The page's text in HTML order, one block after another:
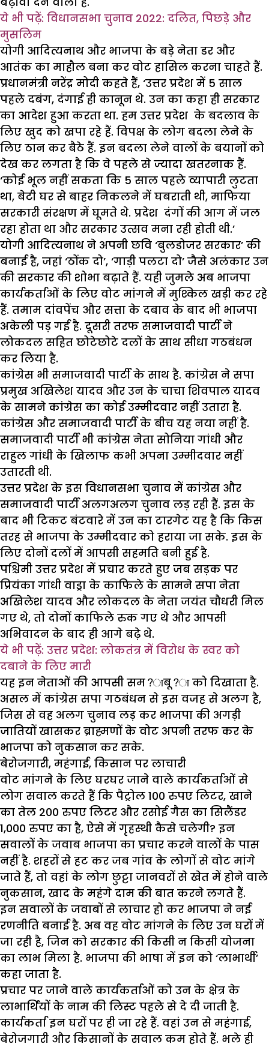
ये भी पढ़ें: विधानसभा चुनाव 2022: दलित, पिछड़े और
मुसलिम
योगी आदित्यनाथ और भाजपा के बड़े नेता डर और
आतंक का माहौल बना कर वोट हासिल करना चाहते हैं.
प्रधानमंत्री नरेंद्र मोदी कहते हैं, ‘उत्तर प्रदेश में 5 साल
पहले दबंग, दंगाई ही कानून थे. उन का कहा ही सरकार
का आदेश हुआ करता था. हम उत्तर प्रदेश के बदलाव के
लिए खुद को खपा रहे हैं. विपक्ष के लोग बदला लेने के
लिए ठान कर बैठे हैं. इन बदला लेने वालों के बयानों को
देख कर लगता है कि वे पहले से ज्यादा खतरनाक हैं.
‘कोई भूल नहीं सकता कि 5 साल पहले व्यापारी लुटता
था, बेटी घर से बाहर निकलने में घबराती थी, माफिया
सरकारी संरक्षण में घूमते थे. प्रदेश दंगों की आग में जल
रहा होता था और सरकार उत्सव मना रही होती थी.’
योगी आदित्यनाथ ने अपनी छवि ‘बुलडोजर सरकार’ की
बनाई है, जहां ‘ठोंक दो’, ‘गाड़ी पलटा दो’ जैसे अलंकार उन
की सरकार की शोभा बढ़ाते हैं. यही जुमले अब भाजपा
कार्यकर्ताओं के लिए वोट मांगने में मुश्किल खड़ी कर रहे
हैं. तमाम दांवपेंच और सत्ता के दबाव के बाद भी भाजपा
अकेली पड़ गई है. दूसरी तरफ समाजवादी पार्टी ने
लोकदल सहित छोटेछोटे दलों के साथ सीधा गठबंधन
कर लिया है.
कांग्रेस भी समाजवादी पार्टी के साथ है. कांग्रेस ने सपा
प्रमुख अखिलेश यादव और उन के चाचा शिवपाल यादव
के सामने कांग्रेस का कोई उम्मीदवार नहीं उतारा है.
कांग्रेस और समाजवादी पार्टी के बीच यह नया नहीं है.
समाजवादी पार्टी भी कांग्रेस नेता सोनिया गांधी और
राहुल गांधी के खिलाफ कभी अपना उम्मीदवार नहीं
उतारती थी.
उत्तर प्रदेश के इस विधानसभा चुनाव में कांग्रेस और
समाजवादी पार्टी अलगअलग चुनाव लड़ रही हैं. इस के
बाद भी टिकट बंटवारे में उन का टारगेट यह है कि किस
तरह से भाजपा के उम्मीदवार को हराया जा सके. इस के
लिए दोनों दलों में आपसी सहमति बनी हुई है.
पश्चिमी उत्तर प्रदेश में प्रचार करते हुए जब सड़क पर
प्रियंका गांधी वाड्रा के काफिले के सामने सपा नेता
अखिलेश यादव और लोकदल के नेता जयंत चौधरी मिल
गए थे, तो दोनों काफिले रुक गए थे और आपसी
अभिवादन के बाद ही आगे बढ़े थे.
ये भी पढ़ें: उत्तर प्रदेश: लोकतंत्र में विरोध के स्वर को
दबाने के लिए मारी
यह इन नेताओं की आपसी सम?ाबू?ा को दिखाता है.
असल में कांग्रेस सपा गठबंधन से इस वजह से अलग है,
जिस से वह अलग चुनाव लड़ कर भाजपा की अगड़ी
जातियों खासकर ब्राह्मणों के वोट अपनी तरफ कर के
भाजपा को नुकसान कर सके.
बेरोजगारी, महंगाई, किसान पर लाचारी
वोट मांगने के लिए घरघर जाने वाले कार्यकर्ताओं से
लोग सवाल करते हैं कि पैट्रोल 100 रुपए लिटर, खाने
का तेल 200 रुपए लिटर और रसोई गैस का सिलैंडर
1,000 रुपए का है, ऐसे में गृहस्थी कैसे चलेगी? इन
सवालों के जवाब भाजपा का प्रचार करने वालों के पास
नहीं है. शहरों से हट कर जब गांव के लोगों से वोट मांगे
जाते हैं, तो वहां के लोग छुट्टा जानवरों से खेत में होने वाले
नुकसान, खाद के महंगे दाम की बात करने लगते हैं.
इन सवालों के जवाबों से लाचार हो कर भाजपा ने नई
रणनीति बनाई है. अब वह वोट मांगने के लिए उन घरों में
जा रही है, जिन को सरकार की किसी न किसी योजना
का लाभ मिला है. भाजपा की भाषा में इन को ‘लाभार्थी’
कहा जाता है.
प्रचार पर जाने वाले कार्यकर्ताओं को उन के क्षेत्र के
लाभार्थियों के नाम की लिस्ट पहले से दे दी जाती है.
कार्यकर्ता इन घरों पर ही जा रहे हैं. वहां उन से महंगाई,
बेरोजगारी और किसानों के सवाल कम होते हैं. भले ही